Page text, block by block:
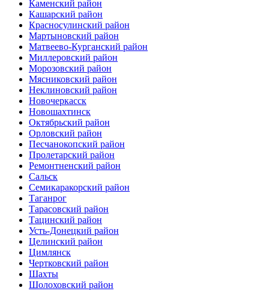
Каменский район
Кашарский район
Красносулинский район
Мартыновский район
Матвеево-Курганский район
Миллеровский район
Морозовский район
Мясниковский район
Неклиновский район
Новочеркасск
Новошахтинск
Октябрьский район
Орловский район
Песчанокопский район
Пролетарский район
Ремонтненский район
Сальск
Семикаракорский район
Таганрог
Тарасовский район
Тацинский район
Усть-Донецкий район
Целинский район
Цимлянск
Чертковский район
Шахты
Шолоховский район